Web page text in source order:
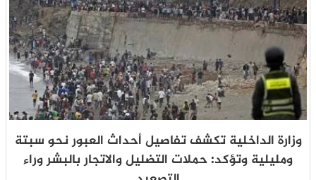
وزارة الداخلية تكشف تفاصيل أحداث العبور نحو سبتة
ومليلية وتؤكد: حملات التضليل والاتجار بالبشر وراء